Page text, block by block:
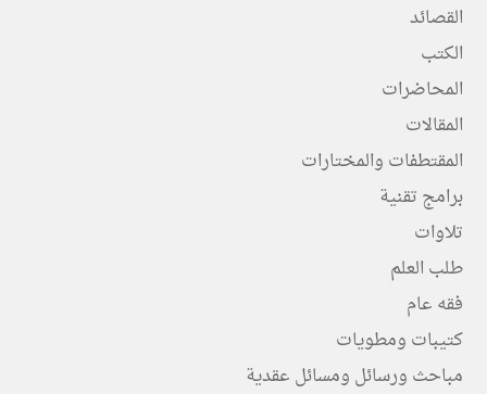
القصائد
الكتب
المحاضرات
المقالات
المقتطفات والمختارات
برامج تقنية
تلاوات
طلب العلم
فقه عام
كتيبات ومطويات
مباحث ورسائل ومسائل عقدية